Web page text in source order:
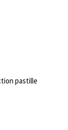
pastille